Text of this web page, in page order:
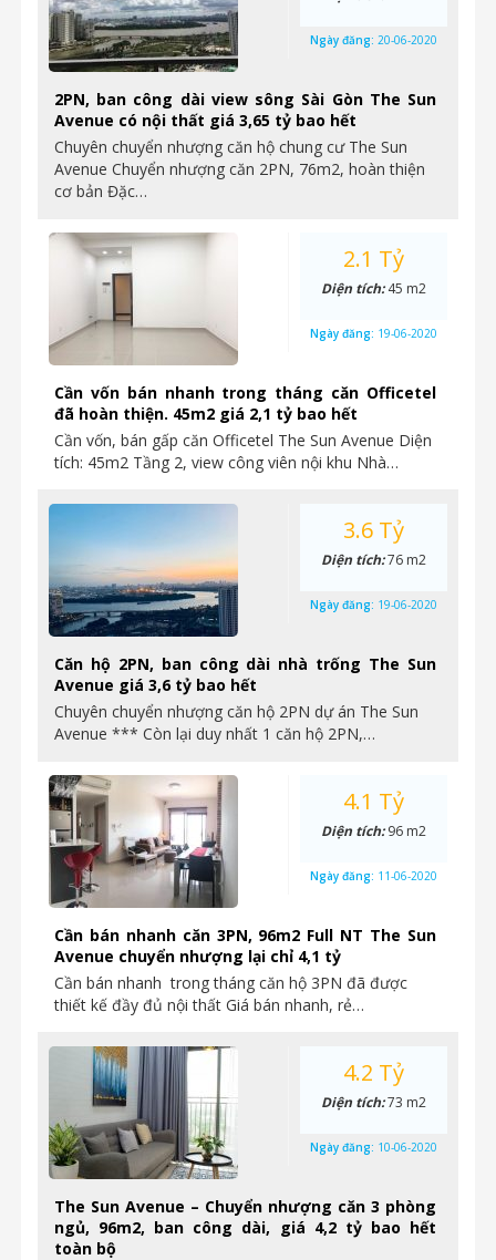
2PN, ban công dài view sông Sài Gòn The Sun
Avenue có nội thất giá 3,65 tỷ bao hết
Chuyên chuyển nhượng căn hộ chung cư The Sun
Avenue Chuyển nhượng căn 2PN, 76m2, hoàn thiện
cơ bản Đặc…
Ngày đăng: 20-06-2020
Cần vốn bán nhanh trong tháng căn Officetel
đã hoàn thiện. 45m2 giá 2,1 tỷ bao hết
Cần vốn, bán gấp căn Officetel The Sun Avenue Diện
tích: 45m2 Tầng 2, view công viên nội khu Nhà…
2.1 Tỷ
Diện tích:45 m2
Ngày đăng: 19-06-2020
Căn hộ 2PN, ban công dài nhà trống The Sun
Avenue giá 3,6 tỷ bao hết
Chuyên chuyển nhượng căn hộ 2PN dự án The Sun
Avenue *** Còn lại duy nhất 1 căn hộ 2PN,…
3.6 Tỷ
Diện tích:76 m2
Ngày đăng: 19-06-2020
Cần bán nhanh căn 3PN, 96m2 Full NT The Sun
Avenue chuyển nhượng lại chỉ 4,1 tỷ
Cần bán nhanh trong tháng căn hộ 3PN đã được
thiết kế đầy đủ nội thất Giá bán nhanh, rẻ…
4.1 Tỷ
Diện tích:96 m2
Ngày đăng: 11-06-2020
The Sun Avenue – Chuyển nhượng căn 3 phòng
ngủ, 96m2, ban công dài, giá 4,2 tỷ bao hết
toàn bộ
4.2 Tỷ
Diện tích:73 m2
Ngày đăng: 10-06-2020